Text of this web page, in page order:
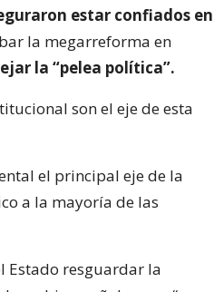
estar confiados en
la megarreforma en
la “pelea política”.
son el eje de esta
el principal eje de la
a la mayoría de las
Estado resguardar la